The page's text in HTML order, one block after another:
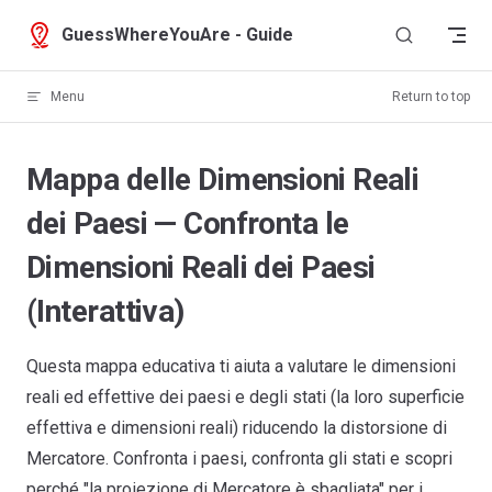
Skip to content
GuessWhereYouAre - Guide
Menu Return to top
Mappa delle Dimensioni Reali
dei Paesi — Confronta le
Dimensioni Reali dei Paesi
(Interattiva)
Questa mappa educativa ti aiuta a valutare le dimensioni
reali ed effettive dei paesi e degli stati (la loro superficie
effettiva e dimensioni reali) riducendo la distorsione di
Mercatore. Confronta i paesi, confronta gli stati e scopri